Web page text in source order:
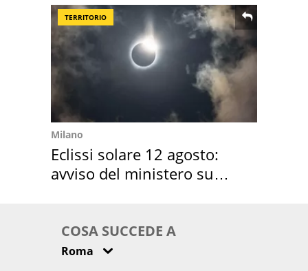
TERRITORIO
Milano
Eclissi solare 12 agosto:
avviso del ministero su